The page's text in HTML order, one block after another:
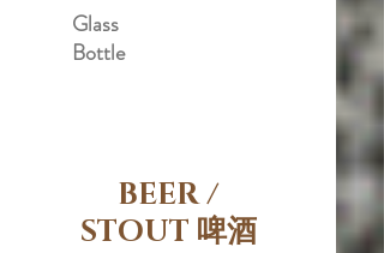
Glass
Bottle
BEER /
STOUT 啤酒